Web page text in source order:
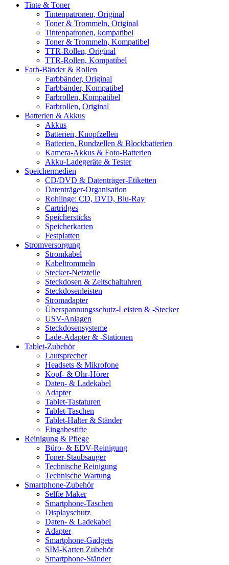
Tinte & Toner
Tintenpatronen, Original
Toner & Trommeln, Original
Tintenpatronen, kompatibel
Toner & Trommeln, Kompatibel
TTR-Rollen, Original
TTR-Rollen, Kompatibel
Farb-Bänder & Rollen
Farbbänder, Original
Farbbänder, Kompatibel
Farbrollen, Kompatibel
Farbrollen, Original
Batterien & Akkus
Akkus
Batterien, Knopfzellen
Batterien, Rundzellen & Blockbatterien
Kamera-Akkus & Foto-Batterien
Akku-Ladegeräte & Tester
Speichermedien
CD/DVD & Datenträger-Etiketten
Datenträger-Organisation
Rohlinge: CD, DVD, Blu-Ray
Cartridges
Speichersticks
Speicherkarten
Festplatten
Stromversorgung
Stromkabel
Kabeltrommeln
Stecker-Netzteile
Steckdosen & Zeitschaltuhren
Steckdosenleisten
Stromadapter
Überspannungsschutz-Leisten & -Stecker
USV-Anlagen
Steckdosensysteme
Lade-Adapter & -Stationen
Tablet-Zubehör
Lautsprecher
Headsets & Mikrofone
Kopf- & Ohr-Hörer
Daten- & Ladekabel
Adapter
Tablet-Tastaturen
Tablet-Taschen
Tablet-Halter & Ständer
Eingabestifte
Reinigung & Pflege
Büro- & EDV-Reinigung
Toner-Staubsauger
Technische Reinigung
Technische Wartung
Smartphone-Zubehör
Selfie Maker
Smartphone-Taschen
Displayschutz
Daten- & Ladekabel
Adapter
Smartphone-Gadgets
SIM-Karten Zubehör
Smartphone-Ständer